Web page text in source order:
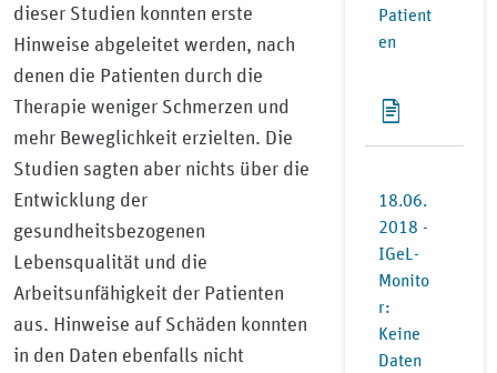
dieser Studien konnten erste
Hinweise abgeleitet werden, nach
denen die Patienten durch die
Therapie weniger Schmerzen und
mehr Beweglichkeit erzielten. Die
Studien sagten aber nichts über die
Entwicklung der
gesundheitsbezogenen
Lebensqualität und die
Arbeitsunfähigkeit der Patienten
aus. Hinweise auf Schäden konnten
in den Daten ebenfalls nicht
Patient
en
18.06.
2018 -
IGeL-
Monito
r:
Keine
Daten